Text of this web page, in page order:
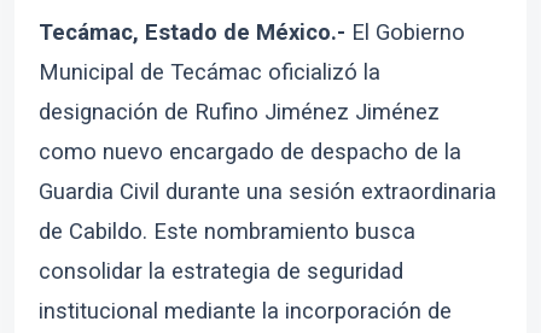
Tecámac, Estado de México.- El Gobierno
Municipal de Tecámac oficializó la
designación de Rufino Jiménez Jiménez
como nuevo encargado de despacho de la
Guardia Civil durante una sesión extraordinaria
de Cabildo. Este nombramiento busca
consolidar la estrategia de seguridad
institucional mediante la incorporación de